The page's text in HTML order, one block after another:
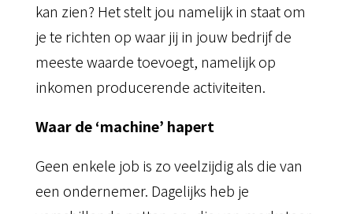
kan zien? Het stelt jou namelijk in staat om
je te richten op waar jij in jouw bedrijf de
meeste waarde toevoegt, namelijk op
inkomen producerende activiteiten.
Waar de ‘machine’ hapert
Geen enkele job is zo veelzijdig als die van
een ondernemer. Dagelijks heb je